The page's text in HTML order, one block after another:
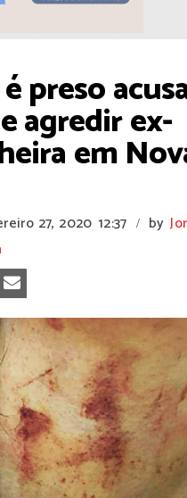
preso
agredir ex-
em
27, 2020 12:37 / by